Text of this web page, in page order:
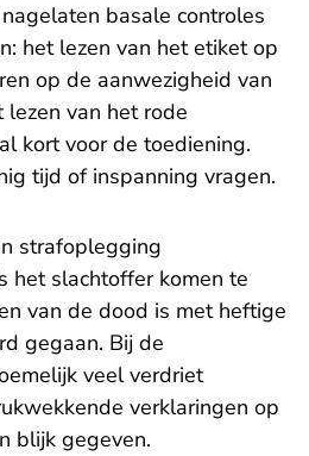
basale controles
het lezen van het etiket op
op de aanwezigheid van
van het rode
kort voor de toediening.
tijd of inspanning vragen.
strafoplegging
het slachtoffer komen te
van de dood is met heftige
gegaan. Bij de
veel verdriet
verklaringen op
blijk gegeven.